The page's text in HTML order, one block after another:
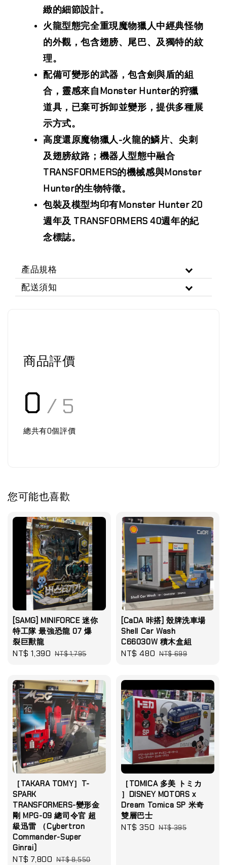
緻的細節設計。
火龍型態完全重現魔物獵人中經典怪物
的外觀，包含翅膀、尾巴、及獨特的紋
理。
配備可變形的武器，包含劍與盾的組
合，靈感來自Monster Hunter的狩獵
道具，已棄可拆卸並變形，提供多種展
示方式。
高度還原魔物獵人-火龍的鱗片、尖刺
及翅膀紋路；機器人型態中融合
TRANSFORMERS的機械感與Monster
Hunter的生物特徵。
包裝及模型均印有Monster Hunter 20
週年及 TRANSFORMERS 40週年的紀
念標誌。
產品規格
配送須知
商品評價
0 / 5
總共有0個評價
您可能也喜歡
[SAMG] MINIFORCE 迷你
特工隊 最強恐龍 07 爆
裂巨獸龍
Sale
NT$ 1,390 Regular
NT$ 1,795
[CaDA 咔搭] 殼牌洗車場
Shell Car Wash
C66030W 積木盒組
Sale
NT$ 480 Regular
NT$ 699
［TAKARA TOMY］T-
SPARK
TRANSFORMERS-變形金
剛 MPG-09 總司令官 超
級迅雷 （Cybertron
Commander-Super
Ginrai)
Sale
NT$ 7,800 Regular
NT$ 8,550
［TOMICA 多美 トミカ
］DISNEY MOTORS x
Dream Tomica SP 米奇
雙層巴士
Sale
NT$ 350 Regular
NT$ 395